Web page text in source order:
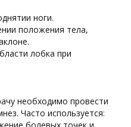
ноги.
положения тела,
лобка при
необходимо провести
Часто используется: